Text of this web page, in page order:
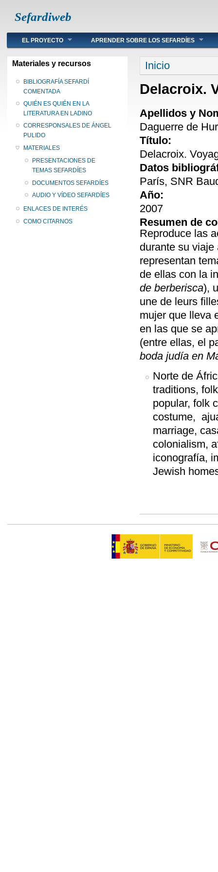
Sefardiweb
Main menu
EL PROYECTO APRENDER SOBRE LOS SEFARDÍES
Materiales y recursos
BIBLIOGRAFÍA SEFARDÍ
COMENTADA
QUIÉN ES QUIÉN EN LA
LITERATURA EN LADINO
CORRESPONSALES DE ÁNGEL
PULIDO
MATERIALES
PRESENTACIONES DE
TEMAS SEFARDÍES
DOCUMENTOS SEFARDÍES
AUDIO Y VÍDEO SEFARDÍES
ENLACES DE INTERÉS
COMO CITARNOS
Se encuentra
Inicio
Delacroix.
Apellidos y
Daguerre de
Título:
Delacroix.
Datos
París, SNR
Año:
2007
Resumen de
Reproduce las
durante su
representan
de ellas con la
de berberisca),
une de leurs
mujer que lleva
en las que se
(entre ellas, el
boda judía en
Norte de
traditions,
popular, folk
costume,
marriage,
colonialism,
iconografía,
Jewish